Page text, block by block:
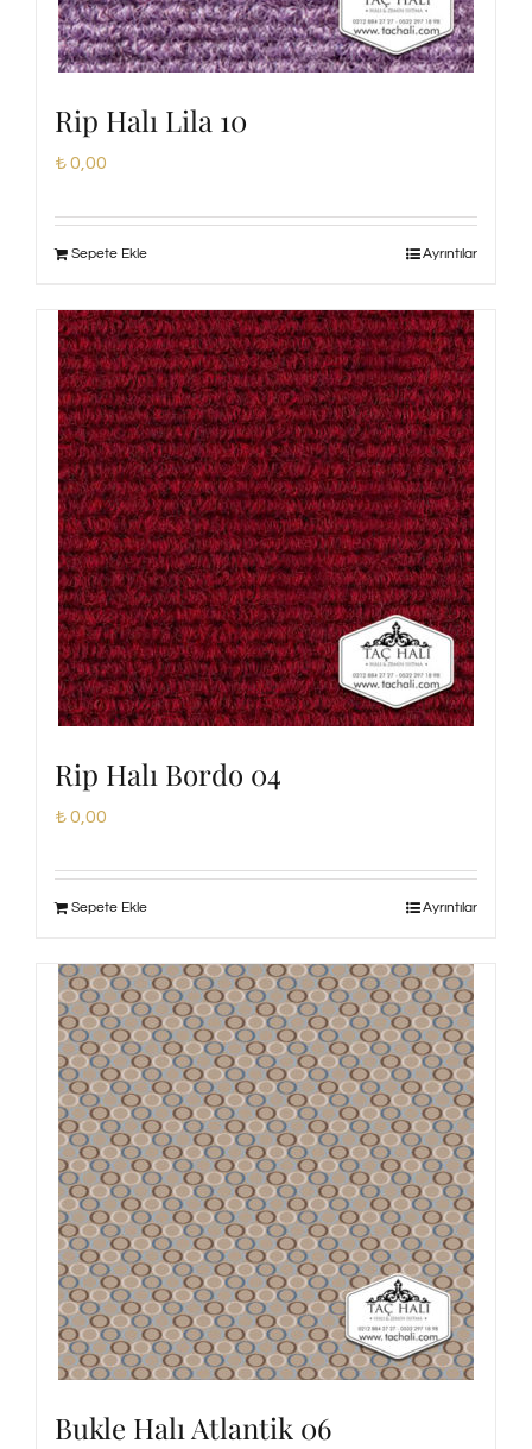
Rip Halı Lila 10
₺0,00
Sepete Ekle Ayrıntılar
Rip Halı Bordo 04
₺0,00
Sepete Ekle Ayrıntılar
Bukle Halı Atlantik 06